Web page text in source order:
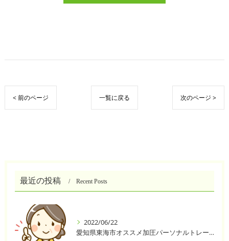
< 前のページ 一覧に戻る 次のページ >
最近の投稿 Recent Posts
2022/06/22
愛知県東海市オススメ加圧パーソナルトレーニングジム One❣️